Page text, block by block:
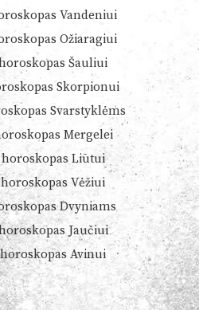
Vandeniui
Ožiaragiui
Šauliui
Skorpionui
Svarstyklėms
Mergelei
horoskopas Liūtui
Vėžiui
Dvyniams
Jaučiui
Avinui